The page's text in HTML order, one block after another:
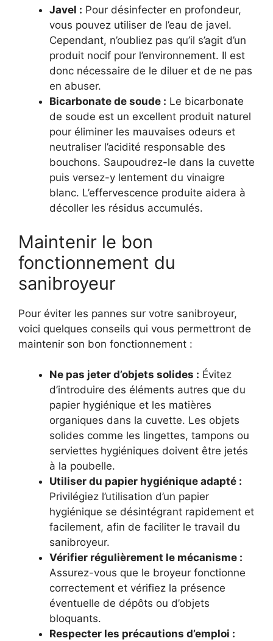
Javel : Pour désinfecter en profondeur,
vous pouvez utiliser de l’eau de javel.
Cependant, n’oubliez pas qu’il s’agit d’un
produit nocif pour l’environnement. Il est
donc nécessaire de le diluer et de ne pas
en abuser.
Bicarbonate de soude : Le bicarbonate
de soude est un excellent produit naturel
pour éliminer les mauvaises odeurs et
neutraliser l’acidité responsable des
bouchons. Saupoudrez-le dans la cuvette
puis versez-y lentement du vinaigre
blanc. L’effervescence produite aidera à
décoller les résidus accumulés.
Maintenir le bon
fonctionnement du
sanibroyeur
Pour éviter les pannes sur votre sanibroyeur,
voici quelques conseils qui vous permettront de
maintenir son bon fonctionnement :
Ne pas jeter d’objets solides : Évitez
d’introduire des éléments autres que du
papier hygiénique et les matières
organiques dans la cuvette. Les objets
solides comme les lingettes, tampons ou
serviettes hygiéniques doivent être jetés
à la poubelle.
Utiliser du papier hygiénique adapté :
Privilégiez l’utilisation d’un papier
hygiénique se désintégrant rapidement et
facilement, afin de faciliter le travail du
sanibroyeur.
Vérifier régulièrement le mécanisme :
Assurez-vous que le broyeur fonctionne
correctement et vérifiez la présence
éventuelle de dépôts ou d’objets
bloquants.
Respecter les précautions d’emploi :